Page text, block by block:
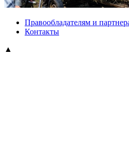
Правообладателям и
Контакты
▲